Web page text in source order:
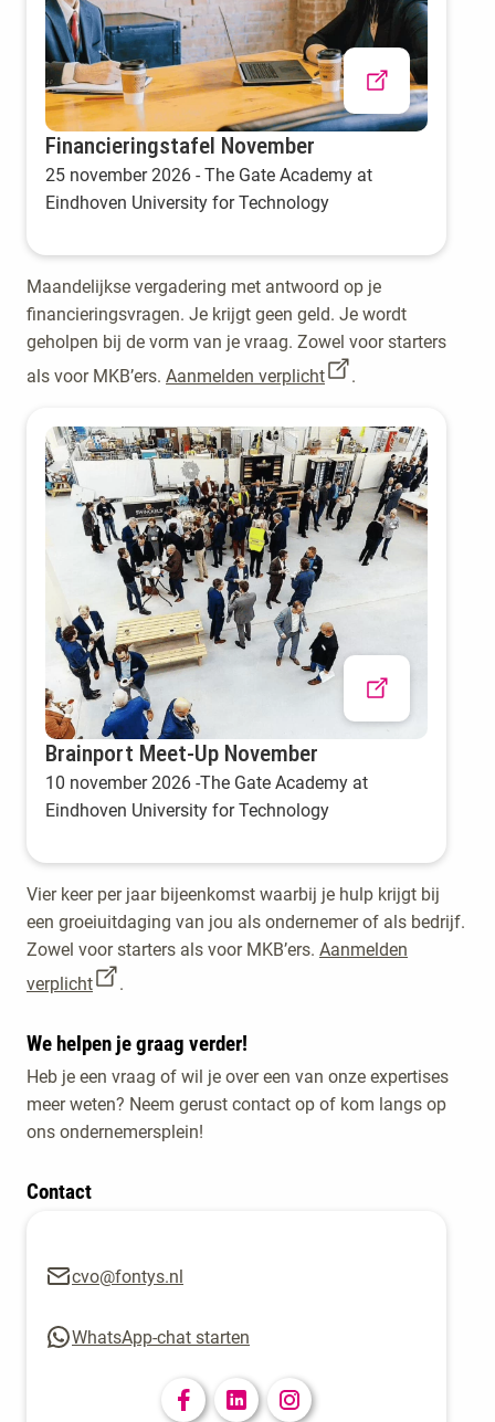
Financieringstafel November
25 november 2026 - The Gate Academy at
Eindhoven University for Technology
Maandelijkse vergadering met antwoord op je
financieringsvragen. Je krijgt geen geld. Je wordt
geholpen bij de vorm van je vraag. Zowel voor starters
als voor MKB’ers. Aanmelden verplicht .
Brainport Meet-Up November
10 november 2026 -The Gate Academy at
Eindhoven University for Technology
Vier keer per jaar bijeenkomst waarbij je hulp krijgt bij
een groeiuitdaging van jou als ondernemer of als bedrijf.
Zowel voor starters als voor MKB’ers. Aanmelden
verplicht
.
We helpen je graag verder!
Heb je een vraag of wil je over een van onze expertises
meer weten? Neem gerust contact op of kom langs op
ons ondernemersplein!
Contact
cvo@fontys.nl
WhatsApp-chat starten